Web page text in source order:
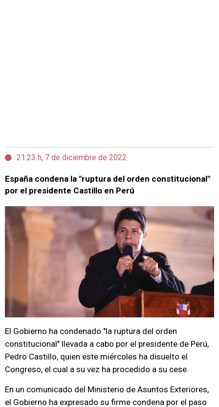
21:23 h, 7 de diciembre de 2022
España condena la "ruptura del orden constitucional"
por el presidente Castillo en Perú
El Gobierno ha condenado "la ruptura del orden
constitucional" llevada a cabo por el presidente de Perú,
Pedro Castillo, quien este miércoles ha disuelto el
Congreso, el cual a su vez ha procedido a su cese.
En un comunicado del Ministerio de Asuntos Exteriores,
el Gobierno ha expresado su firme condena por el paso